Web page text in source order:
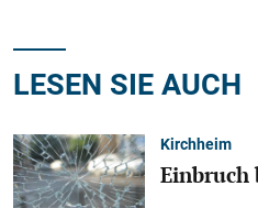
LESEN SIE AUCH
Kirchheim
Einbruch